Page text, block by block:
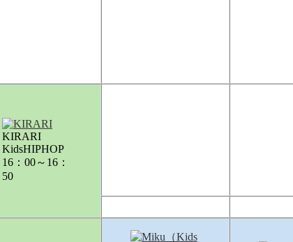
KIRARI
KidsHIPHOP
16：00～16：
50